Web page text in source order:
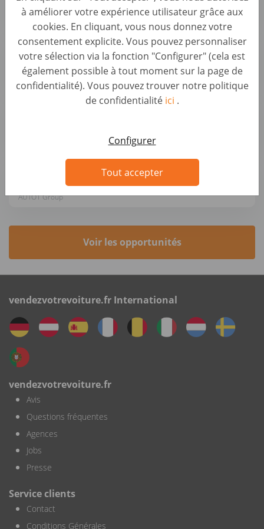
à améliorer votre expérience utilisateur grâce aux
cookies. En cliquant, vous nous donnez votre
consentement explicite. Vous pouvez personnaliser
votre sélection via la fonction "Configurer" (cela est
également possible à tout moment sur la page de
confidentialité). Vous pouvez trouver notre politique
de confidentialité ici .
Configurer
Tout accepter
AUTO1 Group
Sales Project Manager (f/m/x)
Business Development & Strategic Roles • Germany, Berlin
AUTO1 Group
Operations Manager - Produktion (m/w/d)
Expansion Manager (d/m/w)
Business Development & Strategic Roles • Germany, Berlin
AUTO1 Group
Voir les opportunités
vendezvotrevoiture.fr International
vendezvotrevoiture.fr
Avis
Questions fréquentes
Agences
Jobs
Presse
Service clients
Contact
Conditions Générales